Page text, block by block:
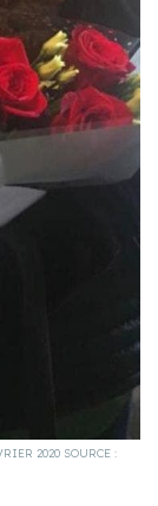
2020 SOURCE :